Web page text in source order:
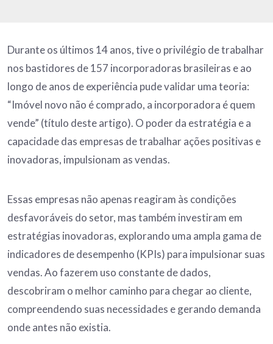
Durante os últimos 14 anos, tive o privilégio de trabalhar
nos bastidores de 157 incorporadoras brasileiras e ao
longo de anos de experiência pude validar uma teoria:
“Imóvel novo não é comprado, a incorporadora é quem
vende” (título deste artigo). O poder da estratégia e a
capacidade das empresas de trabalhar ações positivas e
inovadoras, impulsionam as vendas.
Essas empresas não apenas reagiram às condições
desfavoráveis do setor, mas também investiram em
estratégias inovadoras, explorando uma ampla gama de
indicadores de desempenho (KPIs) para impulsionar suas
vendas. Ao fazerem uso constante de dados,
descobriram o melhor caminho para chegar ao cliente,
compreendendo suas necessidades e gerando demanda
onde antes não existia.